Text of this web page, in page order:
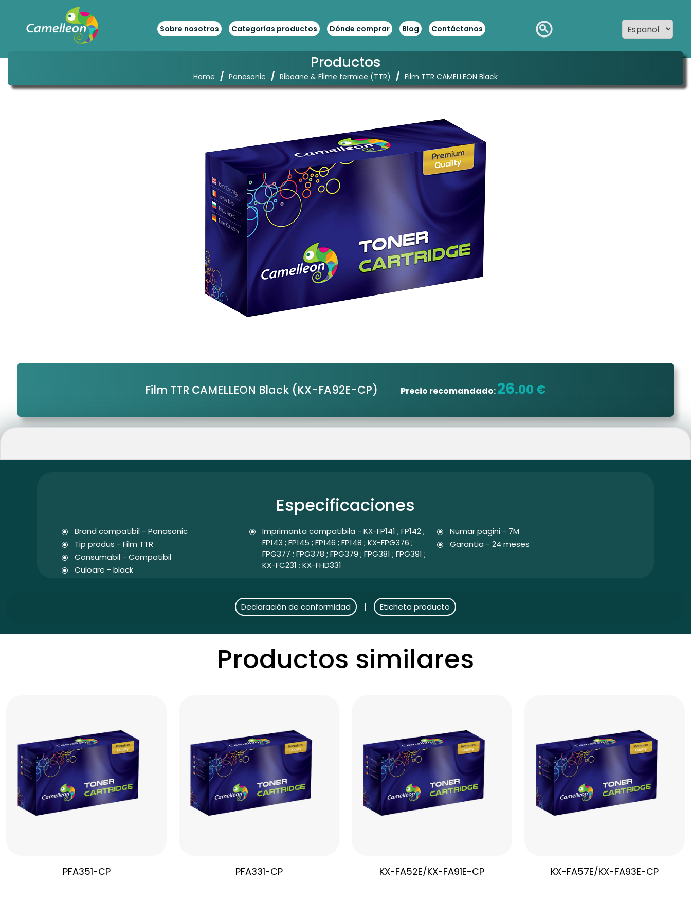
Sobre nosotros Categorías productos Dónde comprar Blog Contáctanos
Productos
Home / Panasonic / Riboane & Filme termice (TTR) / Film TTR CAMELLEON Black
Film TTR CAMELLEON Black (KX-FA92E-CP) Precio recomandado:26.00 €
Especificaciones
Brand compatibil - Panasonic
Tip produs - Film TTR
Consumabil - Compatibil
Culoare - black
Imprimanta compatibila - KX-FP141 ; FP142 ;
FP143 ; FP145 ; FP146 ; FP148 ; KX-FPG376 ;
FPG377 ; FPG378 ; FPG379 ; FPG381 ; FPG391 ;
KX-FC231 ; KX-FHD331
Numar pagini - 7M
Garantia - 24 meses
Declaración de conformidad | Eticheta producto
Productos similares
PFA351-CP PFA331-CP KX-FA52E/KX-FA91E-CP KX-FA57E/KX-FA93E-CP